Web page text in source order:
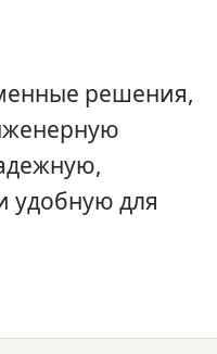
решения,
удобную для